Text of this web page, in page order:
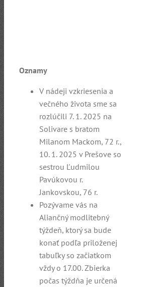
Oznamy
V nádeji vzkriesenia a
večného života sme sa
rozlúčili 7. 1. 2025 na
Solivare s bratom
Milanom Mackom, 72 r.,
10. 1. 2025 v Prešove so
sestrou Ľudmilou
Pavúkovou r.
Jankovskou, 76 r.
Pozývame vás na
Aliančný modlitebný
týždeň, ktorý sa bude
konať podľa priloženej
tabuľky so začiatkom
vždy o 17.00. Zbierka
počas týždňa je určená